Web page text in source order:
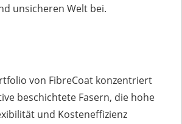
unsicheren Welt bei.
von FibreCoat konzentriert
beschichtete Fasern, die hohe
und Kosteneffizienz